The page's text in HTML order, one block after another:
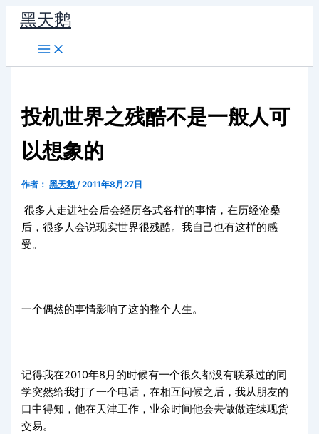
容
黑天鹅
投机世界之残酷不是一般人可
以想象的
作者： 黑天鹅/2011年8月27日
很多人走进社会后会经历各式各样的事情，在历经沧桑
后，很多人会说现实世界很残酷。我自己也有这样的感
受。
一个偶然的事情影响了这的整个人生。
记得我在2010年8月的时候有一个很久都没有联系过的同
学突然给我打了一个电话，在相互问候之后，我从朋友的
口中得知，他在天津工作，业余时间他会去做做连续现货
交易。